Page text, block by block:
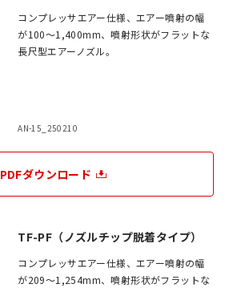
コンプレッサエアー仕様、エアー噴射の幅
が100～1,400mm、噴射形状がフラットな
長尺型エアーノズル。
AN-15_250210
PDFダウンロード
TF-PF（ノズルチップ脱着タイプ）
コンプレッサエアー仕様、エアー噴射の幅
が209～1,254mm、噴射形状がフラットな